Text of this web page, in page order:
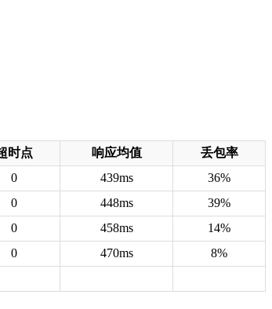
时点 响应均值
丢包率
0 439ms
36%
0 448ms
39%
0 458ms
14%
0 470ms
8%